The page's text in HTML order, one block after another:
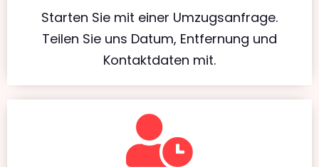
Starten Sie mit einer Umzugsanfrage.
Teilen Sie uns Datum, Entfernung und
Kontaktdaten mit.